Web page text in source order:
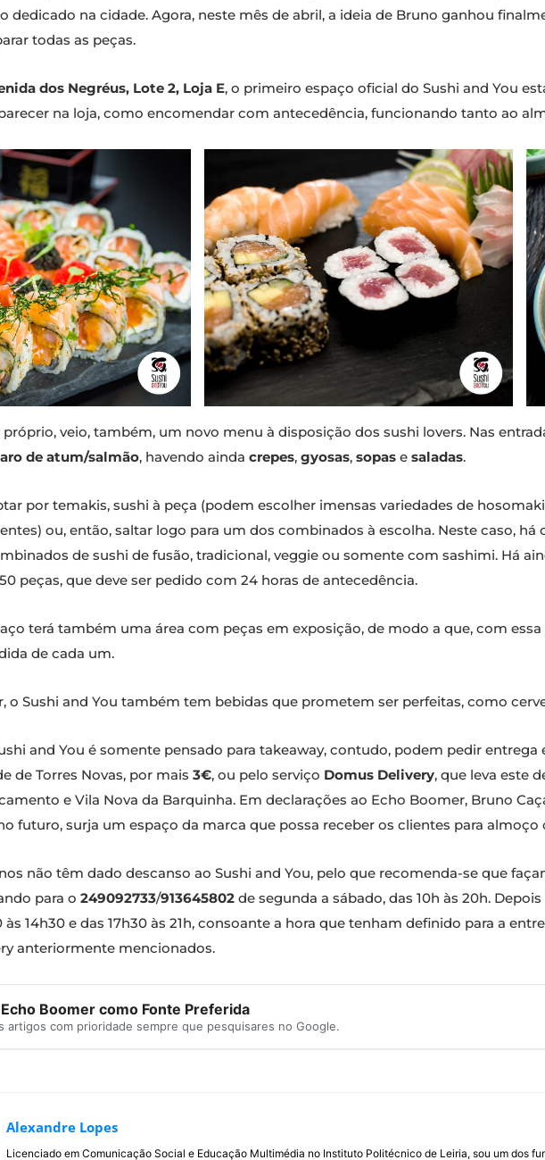
dedicado na cidade. Agora, neste mês de abril, a ideia de Bruno ganhou
todas as peças.
dos Negréus, Lote 2, Loja E, o primeiro espaço oficial do Sushi and You
na loja, como encomendar com antecedência, funcionando tanto ao
veio, também, um novo menu à disposição dos sushi lovers. Nas
de atum/salmão, havendo ainda crepes, gyosas, sopas e saladas.
por temakis, sushi à peça (podem escolher imensas variedades de
ou, então, saltar logo para um dos combinados à escolha. Neste caso, há
de sushi de fusão, tradicional, veggie ou somente com sashimi. Há
peças, que deve ser pedido com 24 horas de antecedência.
terá também uma área com peças em exposição, de modo a que, com
de cada um.
o Sushi and You também tem bebidas que prometem ser perfeitas, como
and You é somente pensado para takeaway, contudo, podem pedir entrega
de Torres Novas, por mais 3€, ou pelo serviço Domus Delivery, que leva este
e Vila Nova da Barquinha. Em declarações ao Echo Boomer, Bruno
futuro, surja um espaço da marca que possa receber os clientes para almoço
não têm dado descanso ao Sushi and You, pelo que recomenda-se que
para o 249092733/913645802 de segunda a sábado, das 10h às 20h.
às 14h30 e das 17h30 às 21h, consoante a hora que tenham definido para a
anteriormente mencionados.
Boomer como Fonte Preferida
artigos com prioridade sempre que pesquisares no Google.
Alexandre Lopes
Licenciado em Comunicação Social e Educação Multimédia no Instituto Politécnico de Leiria, sou um dos